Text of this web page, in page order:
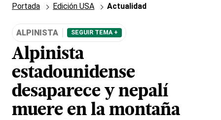
Portada Edición USA Actualidad
ALPINISTA SEGUIR TEMA +
Alpinista
estadounidense
desaparece y nepalí
muere en la montaña